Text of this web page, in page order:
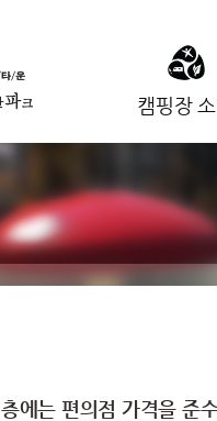
캠핑장
에는 편의점 가격을 준